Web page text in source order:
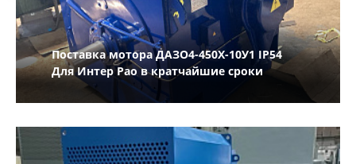
Поставка мотора ДАЗО4-450X-10У1 IP54
Для Интер Рао в кратчайшие сроки